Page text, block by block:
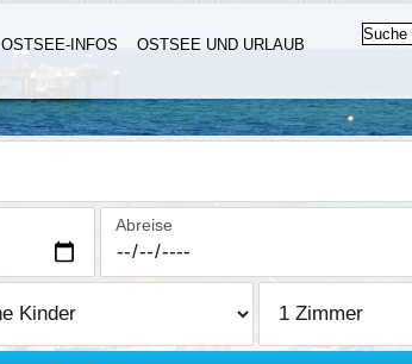
OSTSEE-INFOS
OSTSEE UND URLAUB
Abreise